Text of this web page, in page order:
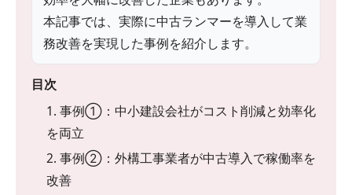
本記事では、実際に中古ランマーを導入して業
務改善を実現した事例を紹介します。
目次
1. 事例①：中小建設会社がコスト削減と効率化
を両立
2. 事例②：外構工事業者が中古導入で稼働率を
改善